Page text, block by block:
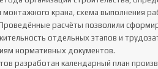
крана, схема выполнения
расчёты позволили
отдельных этапов и
нормативных документов.
разработан календарный план